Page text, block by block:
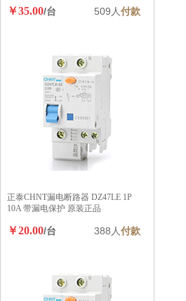
￥35.00/台 509人付款
正泰CHNT漏电断路器 DZ47LE 1P
10A 带漏电保护 原装正品
￥20.00/台 388人付款